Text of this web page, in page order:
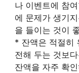
나 이벤트에 참
에 문제가 생기
을 들이는 것이
* 잔액은 적절히
전해 두는 것보
잔액을 자주 확